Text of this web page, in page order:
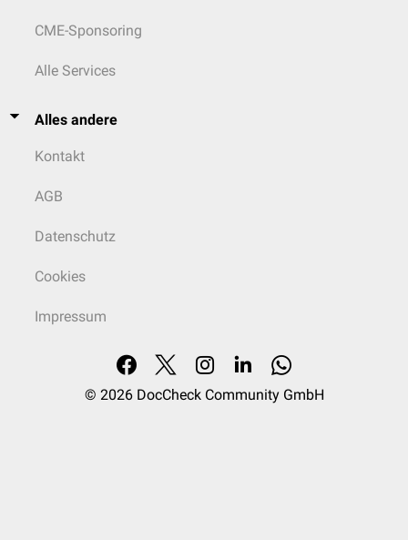
CME-Sponsoring
Alle Services
Alles andere
Kontakt
AGB
Datenschutz
Cookies
Impressum
© 2026 DocCheck Community GmbH